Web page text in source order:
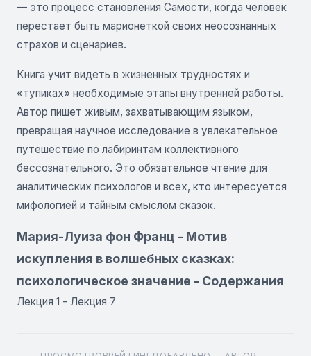
— это процесс становления Самости, когда человек
перестает быть марионеткой своих неосознанных
страхов и сценариев.
Книга учит видеть в жизненных трудностях и
«тупиках» необходимые этапы внутренней работы.
Автор пишет живым, захватывающим языком,
превращая научное исследование в увлекательное
путешествие по лабиринтам коллективного
бессознательного. Это обязательное чтение для
аналитических психологов и всех, кто интересуется
мифологией и тайным смыслом сказок.
Мария-Луиза фон Франц - Мотив
искупления в волшебных сказках:
психологическое значение - Содержания
Лекция 1 - Лекция 7